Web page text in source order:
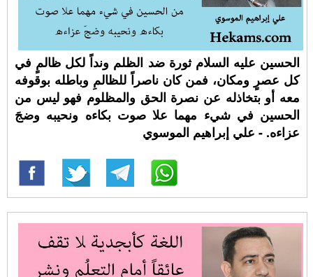
الحسين عليه السلام ثورة ضد الظلم ونداً لكل ظالمٍ في
كل عصرٍ ومكان، فمن كان ناصراً للظالمِ وباطله بوقوفه
معه أو بتخاذله عن نصرة الحق والمظلوم فهو ليس من
الحسين في شيء مهما علا صوت بكاءه ونحيبه وضجَ
عزاءه. - علي إبراهيم الموسوي